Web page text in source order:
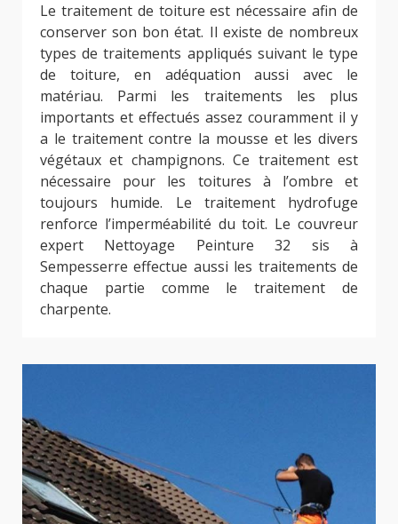
Le traitement de toiture est nécessaire afin de
conserver son bon état. Il existe de nombreux
types de traitements appliqués suivant le type
de toiture, en adéquation aussi avec le
matériau. Parmi les traitements les plus
importants et effectués assez couramment il y
a le traitement contre la mousse et les divers
végétaux et champignons. Ce traitement est
nécessaire pour les toitures à l’ombre et
toujours humide. Le traitement hydrofuge
renforce l’imperméabilité du toit. Le couvreur
expert Nettoyage Peinture 32 sis à
Sempesserre effectue aussi les traitements de
chaque partie comme le traitement de
charpente.